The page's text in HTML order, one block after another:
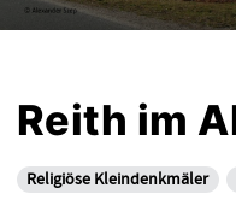
Reith im
Religiöse Kleindenkmäler